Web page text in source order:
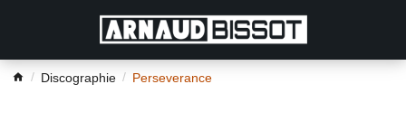
Discographie Perseverance